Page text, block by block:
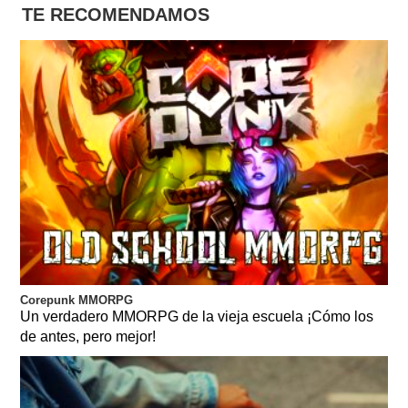
TE RECOMENDAMOS
Corepunk MMORPG
Un verdadero MMORPG de la vieja escuela ¡Cómo los
de antes, pero mejor!